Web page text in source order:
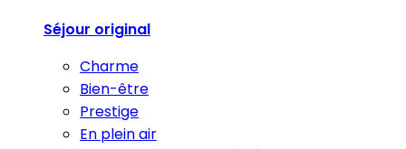
Séjour original
Charme
Bien-être
Prestige
En plein air